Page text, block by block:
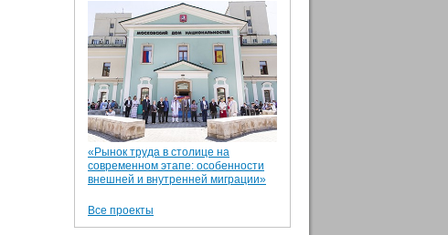
«Рынок труда в столице на
современном этапе: особенности
внешней и внутренней миграции»
Все проекты